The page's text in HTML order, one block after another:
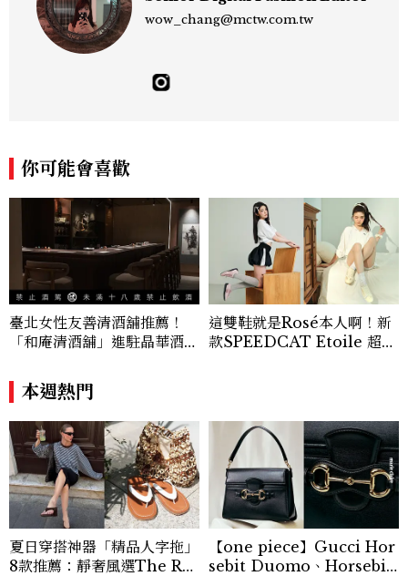
wow_chang@mctw.com.tw
你可能會喜歡
臺北女性友善清酒舖推薦！
「和庵清酒舖」進駐晶華酒
180元起輕鬆微醺
這雙鞋就是Rosé本人啊！新
款SPEEDCAT Etoile 超級
本週熱門
夏日穿搭神器「精品人字拖」
8款推薦：靜奢風選The Ro
【one piece】Gucci Hor
sebit Duomo、Horsebit